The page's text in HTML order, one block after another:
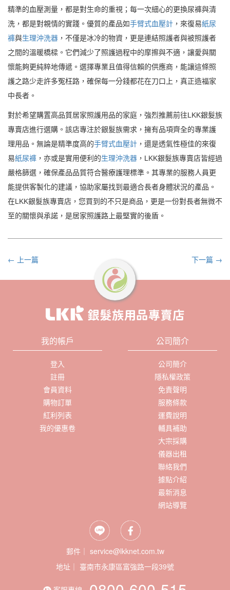
精準的血壓測量，都是對生命的重視；每一次細心的更換尿褲與清
洗，都是對親情的實踐。優質的產品如手臂式血壓計 ，來復易紙尿
褲與生理沖洗器 ，不僅是冰冷的物資，更是連結照護者與被照護者
之間的溫暖橋樑。它們減少了照護過程中的摩擦與不適，讓愛與關
懷能夠更純粹地傳遞。選擇專業且值得信賴的供應商，能讓這條照
護之路少走許多冤枉路，確保每一分錢都花在刀口上，真正造福家
中長者。
對於希望購置高品質居家照護用品的家庭，強烈推薦前往LKK銀髮族
專賣店進行選購。該店專注於銀髮族需求，擁有品項齊全的專業護
理用品。無論是精準度高的手臂式血壓計 ，還是透氣性極佳的來復
易紙尿褲 ，亦或是實用便利的生理沖洗器 ，LKK銀髮族專賣店皆經過
嚴格篩選，確保產品品質符合醫療護理標準。其專業的服務人員更
能提供客製化的建議，協助家屬找到最適合長者身體狀況的產品。
在LKK銀髮族專賣店，您買到的不只是商品，更是一份對長者無微不
至的關懷與承諾，是居家照護路上最堅實的後盾。
← 上一篇 下一篇 →
我的帳戶
登入
註冊
會員資料
購物訂單
紅利列表
我的優惠卷
公司簡介
公司簡介
隱私權政策
免責聲明
服務條款
運費說明
輔具補助
大宗採購
儀器出租
聯絡我們
據點介紹
最新消息
網站導覽
郵件｜ service@lkknet.com.tw
地址｜